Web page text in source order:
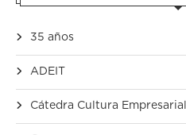
35 años
ADEIT
Cátedra Cultura Empresarial